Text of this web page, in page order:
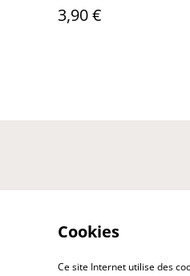
3,90 €
Cookies
Ce site Internet utilise des